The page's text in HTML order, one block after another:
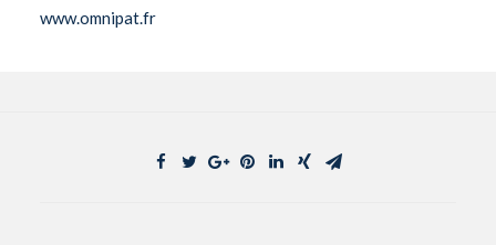
www.omnipat.fr